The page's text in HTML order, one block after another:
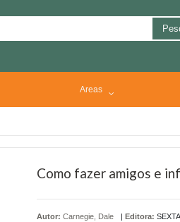
Areas
Como fazer amigos e
Autor: Carnegie, Dale | Editora: